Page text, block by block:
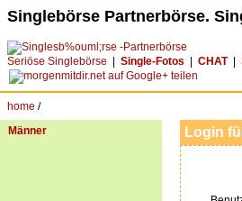
Singlebörse Partnerbörse.
Seriöse Singlebörse Single-Fotos CHAT|
home /
Männer
Login